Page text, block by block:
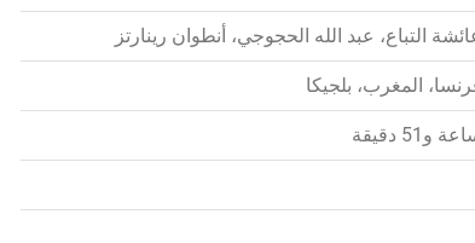
التباع، عبد الله الحجوجي، أنطوان رينارتز
المغرب، بلجيكا
و51 دقيقة